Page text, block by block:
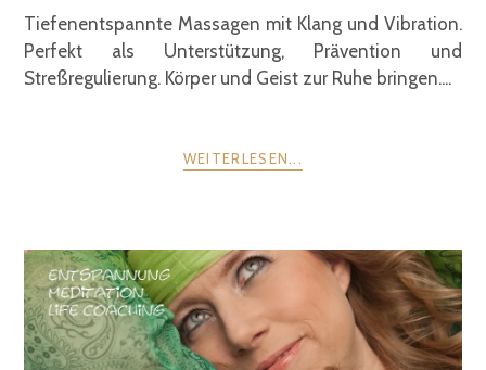
Tiefenentspannte Massagen mit Klang und Vibration.
Perfekt als Unterstützung, Prävention und
Streßregulierung. Körper und Geist zur Ruhe bringen....
WEITERLESEN...